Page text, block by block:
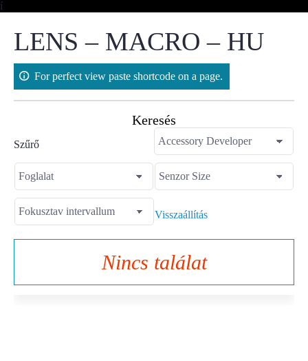
íSkip
LENS – MACRO – HU
For perfect view paste shortcode on a page.
Keresés
Szűrő
Visszaállítás
Nincs találat